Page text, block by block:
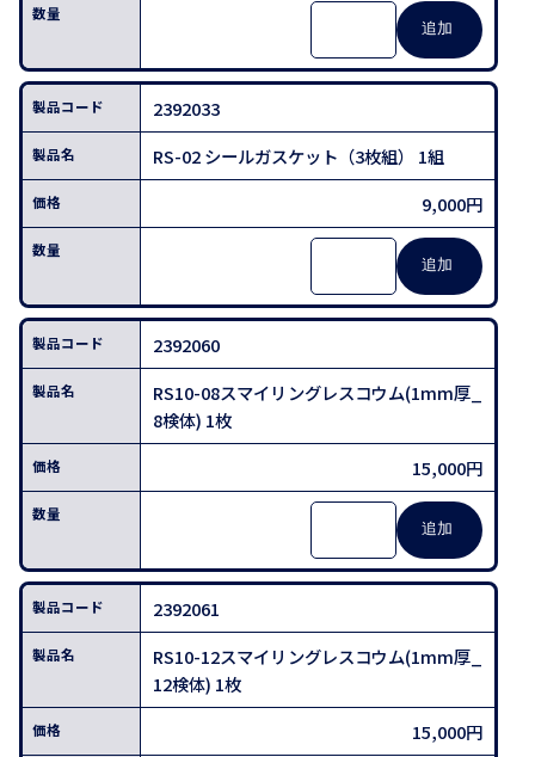
2392033
RS-02 シールガスケット（3枚組） 1組
9,000円
2392060
RS10-08スマイリングレスコウム(1mm厚_
8検体) 1枚
15,000円
2392061
RS10-12スマイリングレスコウム(1mm厚_
12検体) 1枚
15,000円